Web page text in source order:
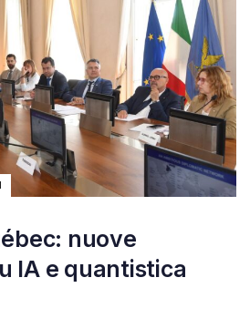
nuove
IA e quantistica